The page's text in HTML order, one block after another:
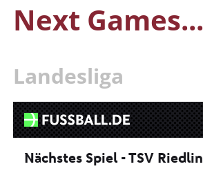
Next Games...
Landesliga